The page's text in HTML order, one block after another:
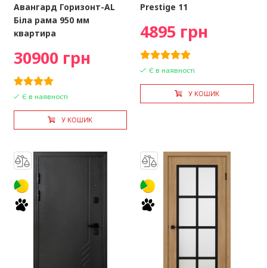
Авангард Горизонт-AL
Біла рама 950 мм
квартира
30900 грн
Є в наявності
У КОШИК
Prestige 11
4895 грн
Є в наявності
У КОШИК